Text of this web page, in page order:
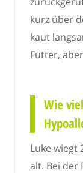
kurz über
kaut
Futter,
Wie
Luke wiegt
alt. Bei der